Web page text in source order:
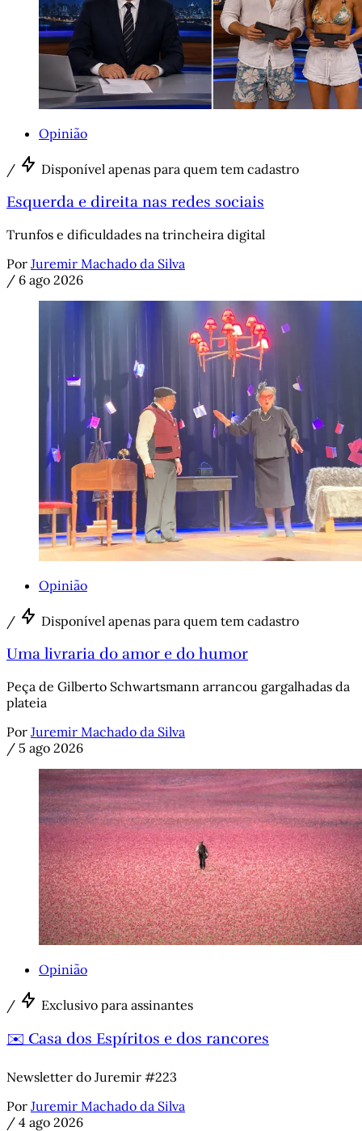
Opinião
/ Disponível apenas para quem tem cadastro
Esquerda e direita nas redes sociais
Trunfos e dificuldades na trincheira digital
Por Juremir Machado da Silva
/ 6 ago 2026
Opinião
/ Disponível apenas para quem tem cadastro
Uma livraria do amor e do humor
Peça de Gilberto Schwartsmann arrancou gargalhadas da
plateia
Por Juremir Machado da Silva
/ 5 ago 2026
Opinião
/ Exclusivo para assinantes
✉️ Casa dos Espíritos e dos rancores
Newsletter do Juremir #223
Por Juremir Machado da Silva
/ 4 ago 2026